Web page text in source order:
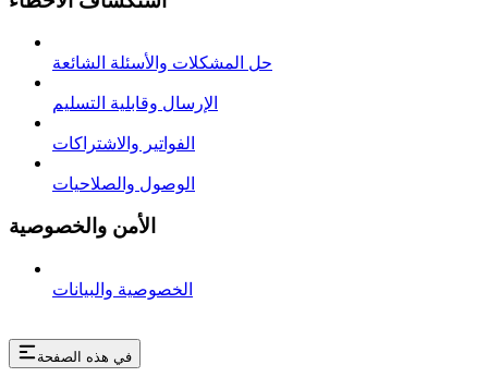
حل المشكلات والأسئلة الشائعة
الإرسال وقابلية التسليم
الفواتير والاشتراكات
الوصول والصلاحيات
الأمن والخصوصية
الخصوصية والبيانات
في هذه الصفحة